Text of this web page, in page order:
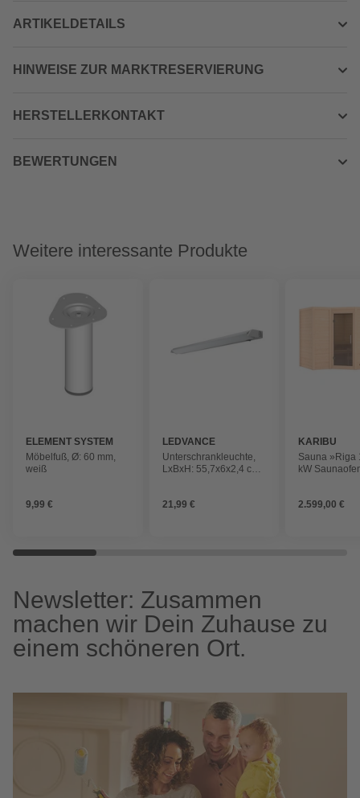
ARTIKELDETAILS
HINWEISE ZUR MARKTRESERVIERUNG
HERSTELLERKONTAKT
BEWERTUNGEN
Weitere interessante Produkte
ELEMENT SYSTEM
Möbelfuß, Ø: 60 mm,
weiß
9,99 €
LEDVANCE
Unterschrankleuchte,
LxBxH: 55,7x6x2,4 cm,
21,99 €
KARIBU
Sauna »Riga
kW
2.599,00 €
Newsletter: Zusammen
machen wir Dein Zuhause zu
einem schöneren Ort.